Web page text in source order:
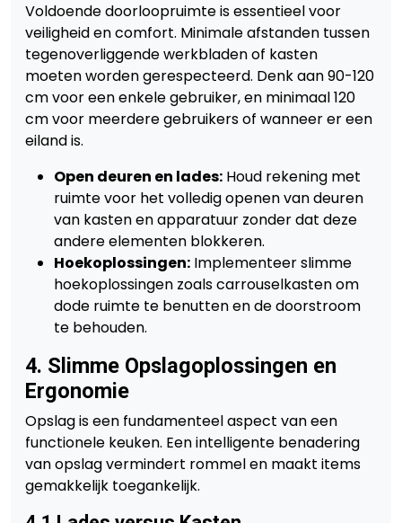
Voldoende doorloopruimte is essentieel voor
veiligheid en comfort. Minimale afstanden tussen
tegenoverliggende werkbladen of kasten
moeten worden gerespecteerd. Denk aan 90-120
cm voor een enkele gebruiker, en minimaal 120
cm voor meerdere gebruikers of wanneer er een
eiland is.
Open deuren en lades: Houd rekening met
ruimte voor het volledig openen van deuren
van kasten en apparatuur zonder dat deze
andere elementen blokkeren.
Hoekoplossingen: Implementeer slimme
hoekoplossingen zoals carrouselkasten om
dode ruimte te benutten en de doorstroom
te behouden.
4. Slimme Opslagoplossingen en
Ergonomie
Opslag is een fundamenteel aspect van een
functionele keuken. Een intelligente benadering
van opslag vermindert rommel en maakt items
gemakkelijk toegankelijk.